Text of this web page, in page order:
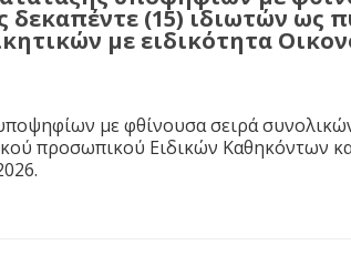
δεκαπέντε (15) ιδιωτών ως
με ειδικότητα
με φθίνουσα σειρά
προσωπικού Ειδικών Καθηκόντων